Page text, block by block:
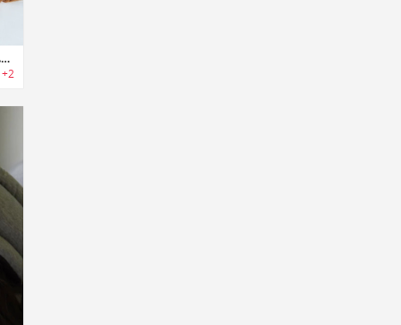
Weighted Sleeper｜ハグのような感触で睡眠品質を向上する荷重抱き枕「ウェイトスリーパー」
+2